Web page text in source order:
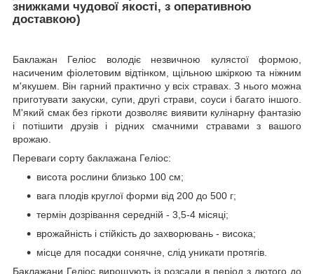
знижками чудової якості, з оперативною
доставкою)
Баклажан Геліос володіє незвичною кулястої формою,
насиченим фіолетовим відтінком, щільною шкіркою та ніжним
м'якушем. Він гарний практично у всіх стравах. З нього можна
приготувати закуски, супи, другі страви, соуси і багато іншого.
М'який смак без гіркоти дозволяє виявити кулінарну фантазію
і потішити друзів і рідних смачними стравами з вашого
врожаю.
Переваги сорту баклажана Геліос:
висота рослини близько 100 см;
вага плодів круглої форми від 200 до 500 г;
термін дозрівання середній - 3,5-4 місяці;
врожайність і стійкість до захворювань - висока;
місце для посадки сонячне, слід уникати протягів.
Баклажани Геліос вирощують із розсади в період з лютого до